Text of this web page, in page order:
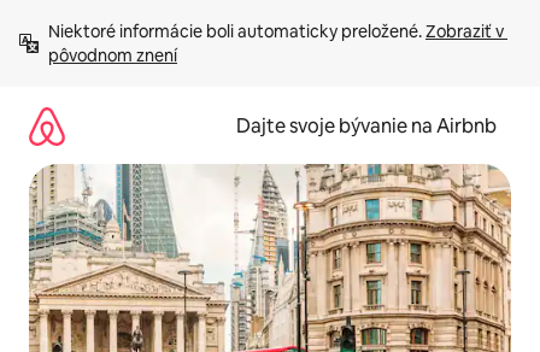
obsah.
Niektoré informácie boli automaticky preložené. Zobraziť v
pôvodnom znení
Dajte svoje bývanie na Airbnb